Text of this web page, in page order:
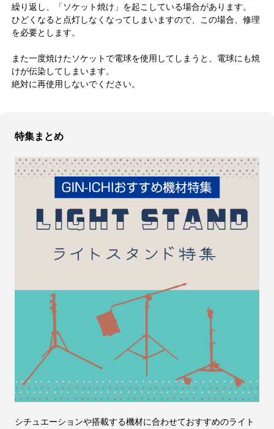
繰り返し、「ソケット焼け」を起こしている場合があります。
ひどくなると点灯しなくなってしまいますので、この場合、修理
を必要とします。
また一度焼けたソケットで電球を使用してしまうと、電球にも焼
けが伝染してしまいます。
絶対に再使用しないでください。
特集まとめ
シチュエーションや搭載する機材に合わせておすすめのライト